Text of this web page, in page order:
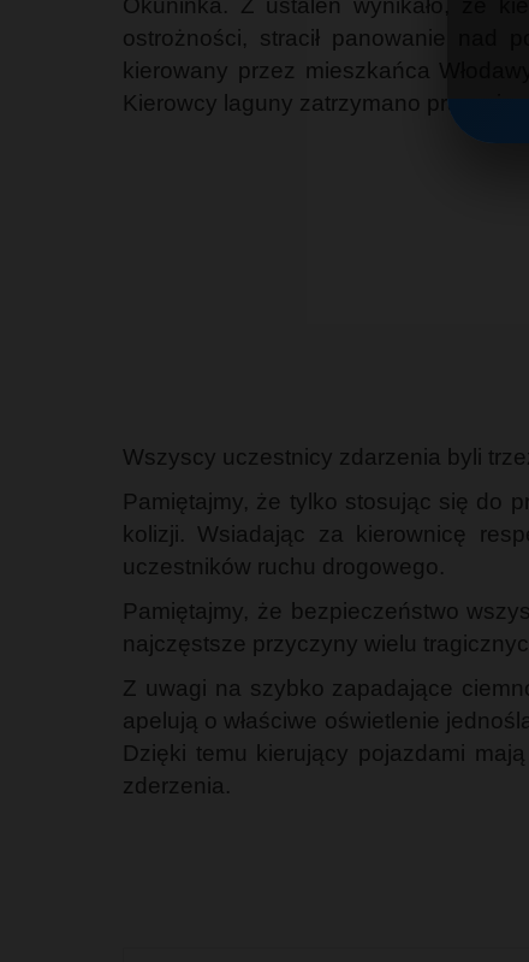
ostrożności, stracił panowanie nad
kierowany przez mieszkańca
Kierowcy laguny zatrzymano prawo
Wszyscy uczestnicy zdarzenia byli
Pamiętajmy, że tylko stosując się do
kolizji. Wsiadając za kierownicę
uczestników ruchu drogowego.
Pamiętajmy, że bezpieczeństwo
najczęstsze przyczyny wielu
Z uwagi na szybko zapadające
apelują o właściwe oświetlenie
Dzięki temu kierujący pojazdami
zderzenia.